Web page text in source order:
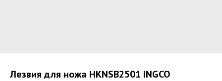
Лезвия для ножа HKNSB2501 INGCO